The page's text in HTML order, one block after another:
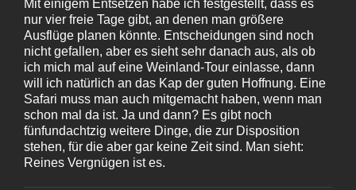
Mit einigem Entsetzen habe ich festgestellt, dass es
nur vier freie Tage gibt, an denen man größere
Ausflüge planen könnte. Entscheidungen sind noch
nicht gefallen, aber es sieht sehr danach aus, als ob
ich mich mal auf eine Weinland-Tour einlasse, dann
will ich natürlich an das Kap der guten Hoffnung. Eine
Safari muss man auch mitgemacht haben, wenn man
schon mal da ist. Ja und dann? Es gibt noch
fünfundachtzig weitere Dinge, die zur Disposition
stehen, für die aber gar keine Zeit sind. Man sieht:
Reines Vergnügen ist es.